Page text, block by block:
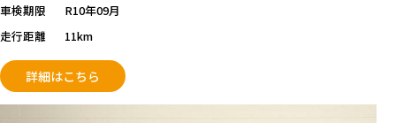
車検期限
R10年09月
走行距離
11km
詳細はこちら